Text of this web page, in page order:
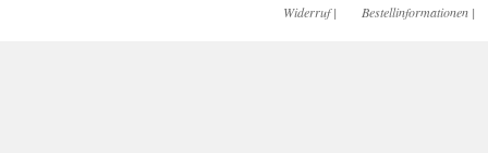
Widerruf| Bestellinformationen |